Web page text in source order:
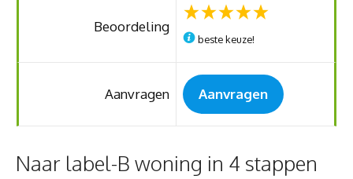
Beoordeling
beste keuze!
Aanvragen Aanvragen
Naar label-B woning in 4 stappen